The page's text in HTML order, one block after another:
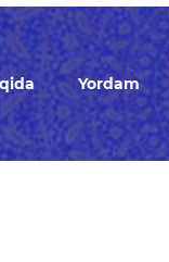
Yordam